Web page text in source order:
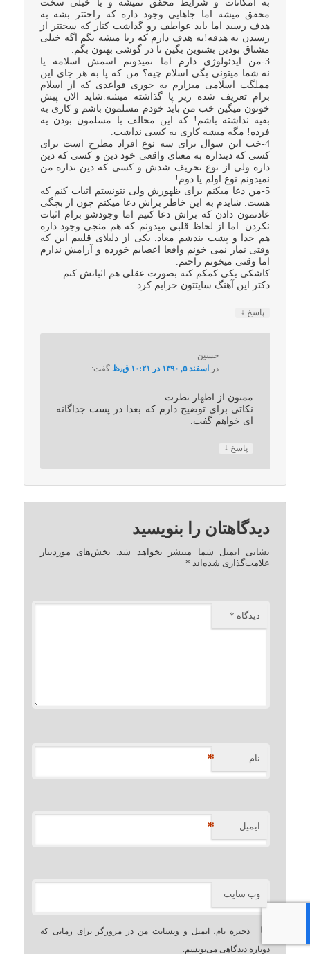
به امکانات و شرایط محقق نمیشه و یا خیلی سخت
محقق میشه اما جاهایی وجود داره که راحتتر بشه به
هدف رسید اما باید عواطف رو گذاشت کنار که سختتر از
رسیدن به هدفه!یه هدف دارم که ریا میشه بگم اگه خیلی
مشتاق بودین بشنوین بگین تا در گوشی بهتون بگم.
3-من ایدئولوژی دارم اما نمیدونم اسمش اسلامه یا
نه.شما میتونی بگی اسلام چیه؟ من که پا به هر جای این
مملگت اسلامی میزارم یه جوری قواعدی که از اسلام
برام تعریف شده زیر پا گذاشته میشه.شاید الان پیش
خوتون میگین خب من باید خودم مسلمون باشم و کاری به
بقیه نداشته باشم! که این مخالف با مسلمون بودن یه
فرده! مگه میشه کاری به کسی نداشت.
4-خب این سوال برای سه نوع افراد مطرح است برای
کسی که دینداره به معنای واقعی خود دین و کسی که دین
داره ولی از نوع تحریف شدش و کسی که دین نداره.من
نمیدونم نوع اولم یا دوم!
5-من دعا میکنم برای ظهورش ولی نتونستم اثبات کنم که
هست. شایدم به این خاطر براش دعا میکنم چون از بچگی
عادتمون دادن که براش دعا کنیم اما وجودشو برام اثبات
نکردن. اما از لحاظ قلبی میدونم که هم منجی وجود داره
هم خدا و پشت بندشم معاد. یکی از دلیلای قلبیم این که
وقتی نماز نمی خونم واقعا اعصابم خورده و آرامش ندارم
اما وقتی میخونم راحتم.
کاشکی یکی کمکم کنه بصورت عقلی هم اثباتش کنم
دکتر این آهنگ سایتتون خرابم کرد.
پاسخ ↓
حسین
در
اسفند ۵, ۱۳۹۰ در ۱۰:۲۱ ق٫ظ گفت:
ممنون از اظهار نظرت.
نکاتی برای توضیح دارم که بعدا در پست جداگانه
ای خواهم گفت.
پاسخ ↓
دیدگاهتان را بنویسید
نشانی ایمیل شما منتشر نخواهد شد.
بخش‌های موردنیاز
علامت‌گذاری شده‌اند *
دیدگاه *
نام *
ایمیل *
وب‌ سایت
ذخیره نام، ایمیل و وبسایت من در مرورگر برای زمانی که
دوباره دیدگاهی می‌نویسم.